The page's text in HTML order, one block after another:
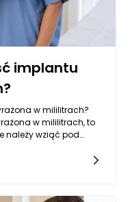
implantu
w mililitrach?
w mililitrach, to
należy wziąć pod